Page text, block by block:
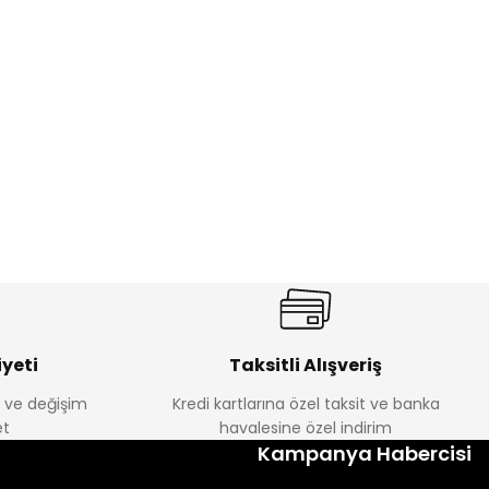
Melra Kız Çocuk Kot Pantolon
%22
Koren Kız Çocuk ve Bebek Tayt
ve değişim
Taksitli Alışveriş
Kredi kartlarına özel taksit ve banka
havalesine özel indirim
Kampanya Habercisi